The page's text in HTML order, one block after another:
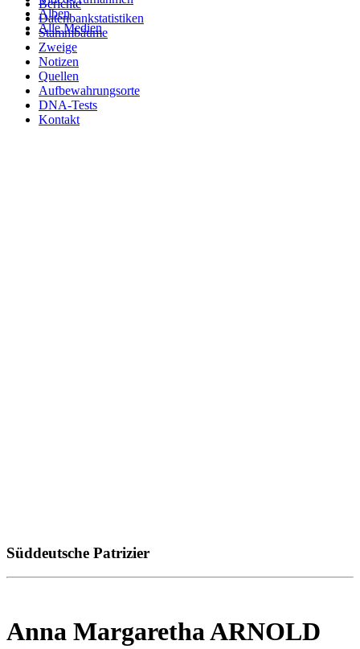
Alben
Alle Medien
Berichte
Datenbankstatistiken
Stammbäume
Zweige
Notizen
Quellen
Aufbewahrungsorte
DNA-Tests
Kontakt
Süddeutsche Patrizier
Anna Margaretha ARNOLD